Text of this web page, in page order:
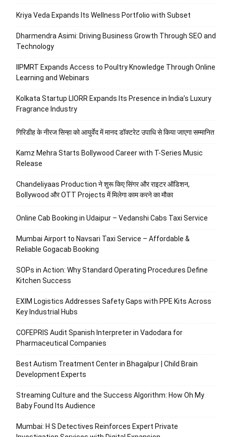
Kriya Veda Expands Its Wellness Portfolio with Subset
Dharmendra Asimi: Driving Business Growth Through SEO and
Technology
IIPMRT Expands Access to Poultry Knowledge Through Online
Learning and Webinars
Kolkata Startup LIORR Expands Its Presence in India’s Luxury
Fragrance Industry
गिरिडीह के नीरज सिन्हा को आयुर्वेद में मानद डॉक्टरेट उपाधि से किया जाएगा सम्मानित
Kamz Mehra Starts Bollywood Career with T-Series Music
Release
Chandeliyaas Production ने शुरू किए सिंगर और राइटर ऑडिशन,
Bollywood और OTT Projects में मिलेगा काम करने का मौका
Online Cab Booking in Udaipur – Vedanshi Cabs Taxi Service
Mumbai Airport to Navsari Taxi Service – Affordable &
Reliable Gogacab Booking
SOPs in Action: Why Standard Operating Procedures Define
Kitchen Success
EXIM Logistics Addresses Safety Gaps with PPE Kits Across
Key Industrial Hubs
COFEPRIS Audit Spanish Interpreter in Vadodara for
Pharmaceutical Companies
Best Autism Treatment Center in Bhagalpur | Child Brain
Development Experts
Streaming Culture and the Success Algorithm: How Oh My
Baby Found Its Audience
Mumbai: H S Detectives Reinforces Expert Private